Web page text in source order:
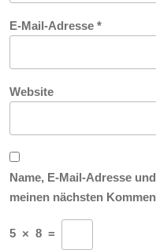
E-Mail-Adresse *
Website
Name, E-Mail-Adresse
meinen nächsten
5 × 8 =